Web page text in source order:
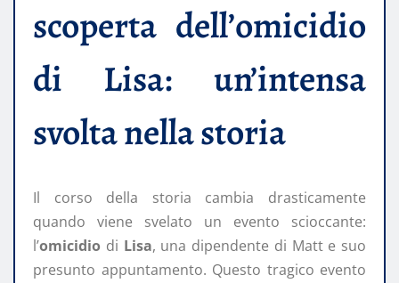
scoperta dell’omicidio
di Lisa: un’intensa
svolta nella storia
Il corso della storia cambia drasticamente
quando viene svelato un evento scioccante:
l’omicidio di Lisa, una dipendente di Matt e suo
presunto appuntamento. Questo tragico evento